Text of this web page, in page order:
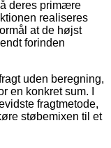
deres primære
realiseres
at de højst
forinden
uden beregning,
en konkret sum. I
fragtmetode,
støbemixen til et